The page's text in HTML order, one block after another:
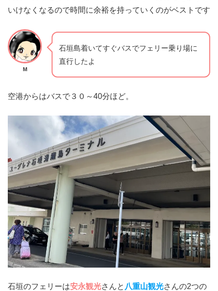
いけなくなるので時間に余裕を持っていくのがベストです
M
石垣島着いてすぐバスでフェリー乗り場に
直行したよ
空港からはバスで３０～40分ほど。
石垣のフェリーは安永観光さんと 八重山観光さんの2つの